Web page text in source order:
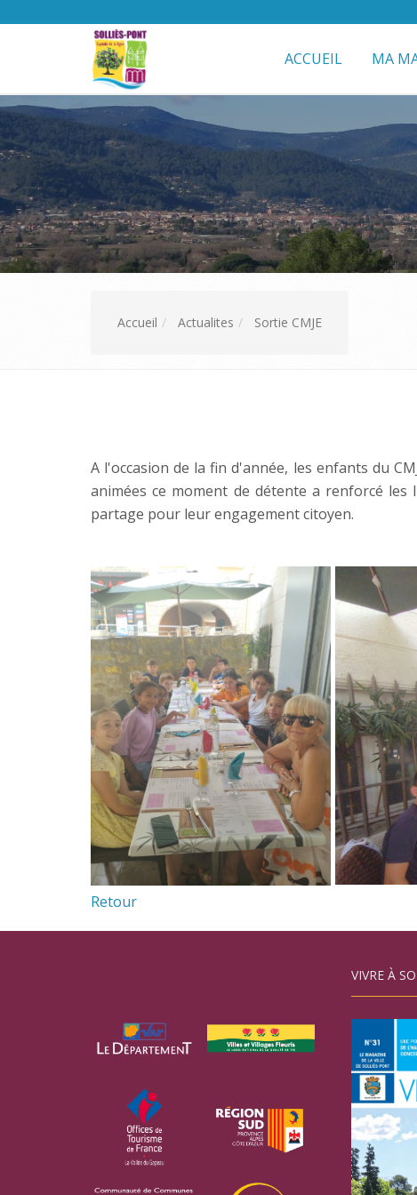
ACCUEIL MA
Accueil Actualites Sortie CMJE
A l'occasion de la fin d'année, les enfants du
animées ce moment de détente a renforcé
partage pour leur engagement citoyen.
Retour
VIVRE À